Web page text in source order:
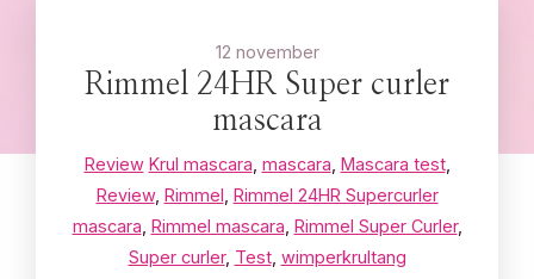
12 november
Rimmel 24HR Super curler
mascara
Review Krul mascara mascara Mascara test,
Review, Rimmel Rimmel 24HR Supercurler
mascara Rimmel mascara Rimmel Super Curler,
Super curler, Test, wimperkrultang